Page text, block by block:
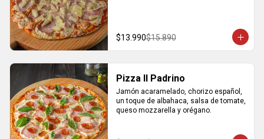
$13.990$15.890
Pizza Il Padrino
Jamón acaramelado, chorizo español,
un toque de albahaca, salsa de tomate,
queso mozzarella y orégano.